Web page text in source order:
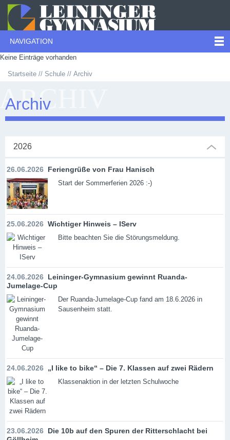
NAVIGATION
Keine Einträge vorhanden
Startseite Schule Archiv
Archiv
2026
26.06.2026 Feriengrüße von Frau Hanisch
Start der Sommerferien 2026 :-)
25.06.2026 Wichtiger Hinweis – IServ
Bitte beachten Sie die Störungsmeldung.
24.06.2026 Leininger-Gymnasium gewinnt Ruanda-
Jumelage-Cup
Der Ruanda-Jumelage-Cup fand am 18.6.2026 in
Sausenheim statt.
24.06.2026 „I like to bike“ – Die 7. Klassen auf zwei Rädern
Klassenaktion in der letzten Schulwoche
23.06.2026 Die 10b auf den Spuren der Ritterschlacht bei